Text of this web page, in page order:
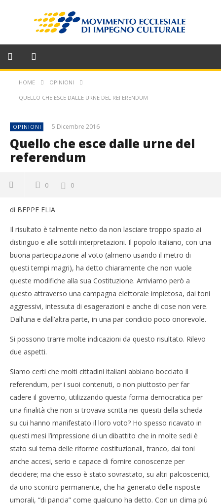
HOME OPINIONI
QUELLO CHE ESCE DALLE URNE DEL REFERENDUM
OPINIONI 5 Dicembre 2016
Quello che esce dalle urne del
referendum
0 0
di BEPPE ELIA
Il risultato è talmente netto da non lasciare troppo spazio ai
distinguo e alle sottili interpretazioni. Il popolo italiano, con una
buona partecipazione al voto (almeno usando il metro di
questi tempi magri), ha detto chiaramente che non vuole
queste modifiche alla sua Costituzione. Arriviamo però a
questo attraverso una campagna elettorale impietosa, dai toni
aggressivi, intessuta di esagerazioni e anche di cose non vere.
Dall’una e dall’altra parte, in una par condicio poco onorevole.
Si possono trarre molte indicazioni da questo risultato. Rilevo
due aspetti.
Siamo certi che molti cittadini italiani abbiano bocciato il
referendum, per i suoi contenuti, o non piuttosto per far
cadere il governo, utilizzando questa forma democratica per
una finalità che non si trovava scritta nei quesiti della scheda
su cui hanno manifestato il loro voto? Ho spesso ricavato in
questi mesi l’impressione di un dibattito che in molte sedi è
stato sul tema delle riforme costituzionali, franco, dai toni
anche accesi, serio e capace di fornire conoscenze per
decidere; ma che esso è stato sovrastato, su altri palcoscenici,
da uno scontro permanente, che ha generato delle risposte
umorali, “di pancia” come qualcuno ha detto. Con un clima più